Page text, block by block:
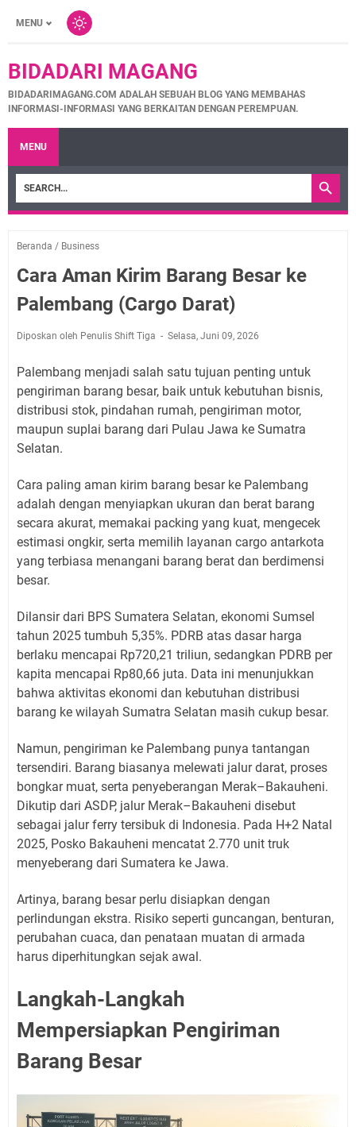
MENU
BIDADARI MAGANG
BIDADARIMAGANG.COM ADALAH SEBUAH BLOG YANG MEMBAHAS
INFORMASI-INFORMASI YANG BERKAITAN DENGAN PEREMPUAN.
MENU
Beranda / Business
Cara Aman Kirim Barang Besar ke
Palembang (Cargo Darat)
Diposkan oleh Penulis Shift Tiga Selasa, Juni 09, 2026
Palembang menjadi salah satu tujuan penting untuk
pengiriman barang besar, baik untuk kebutuhan bisnis,
distribusi stok, pindahan rumah, pengiriman motor,
maupun suplai barang dari Pulau Jawa ke Sumatra
Selatan.
Cara paling aman kirim barang besar ke Palembang
adalah dengan menyiapkan ukuran dan berat barang
secara akurat, memakai packing yang kuat, mengecek
estimasi ongkir, serta memilih layanan cargo antarkota
yang terbiasa menangani barang berat dan berdimensi
besar.
Dilansir dari BPS Sumatera Selatan, ekonomi Sumsel
tahun 2025 tumbuh 5,35%. PDRB atas dasar harga
berlaku mencapai Rp720,21 triliun, sedangkan PDRB per
kapita mencapai Rp80,66 juta. Data ini menunjukkan
bahwa aktivitas ekonomi dan kebutuhan distribusi
barang ke wilayah Sumatra Selatan masih cukup besar.
Namun, pengiriman ke Palembang punya tantangan
tersendiri. Barang biasanya melewati jalur darat, proses
bongkar muat, serta penyeberangan Merak–Bakauheni.
Dikutip dari ASDP, jalur Merak–Bakauheni disebut
sebagai jalur ferry tersibuk di Indonesia. Pada H+2 Natal
2025, Posko Bakauheni mencatat 2.770 unit truk
menyeberang dari Sumatera ke Jawa.
Artinya, barang besar perlu disiapkan dengan
perlindungan ekstra. Risiko seperti guncangan, benturan,
perubahan cuaca, dan penataan muatan di armada
harus diperhitungkan sejak awal.
Langkah-Langkah
Mempersiapkan Pengiriman
Barang Besar